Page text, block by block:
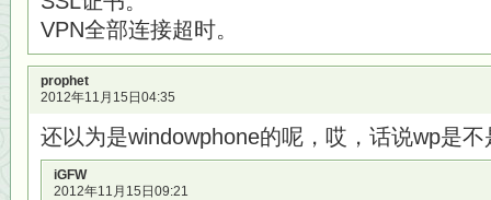
VPN全部连接超时。
prophet
2012年11月15日04:35
还以为是windowphone的呢，哎，话说wp是
iGFW
2012年11月15日09:21